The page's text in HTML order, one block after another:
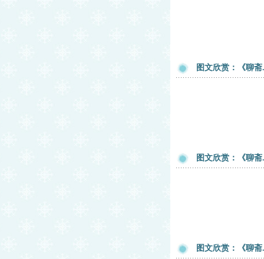
图文欣赏：《聊
图文欣赏：《聊
图文欣赏：《聊